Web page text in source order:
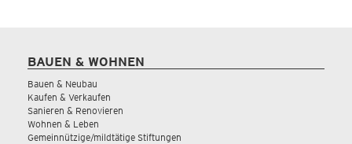
BAUEN & WOHNEN
Bauen & Neubau
Kaufen & Verkaufen
Sanieren & Renovieren
Wohnen & Leben
Gemeinnützige/mildtätige Stiftungen